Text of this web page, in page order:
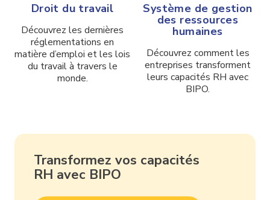
Droit du travail
Découvrez les dernières
réglementations en
matière d’emploi et les lois
du travail à travers le
monde.
Système de gestion
des ressources
humaines
Découvrez comment les
entreprises transforment
leurs capacités RH avec
BIPO.
Transformez vos capacités
RH avec BIPO